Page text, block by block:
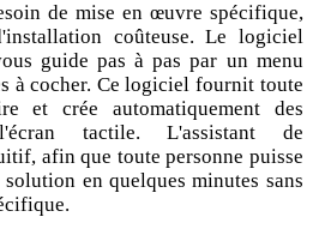
de mise en œuvre spécifique,
coûteuse. Le logiciel
guide pas à pas par un menu
à cocher. Ce logiciel fournit toute
et crée automatiquement des
tactile. L'assistant de
afin que toute personne puisse
en quelques minutes sans